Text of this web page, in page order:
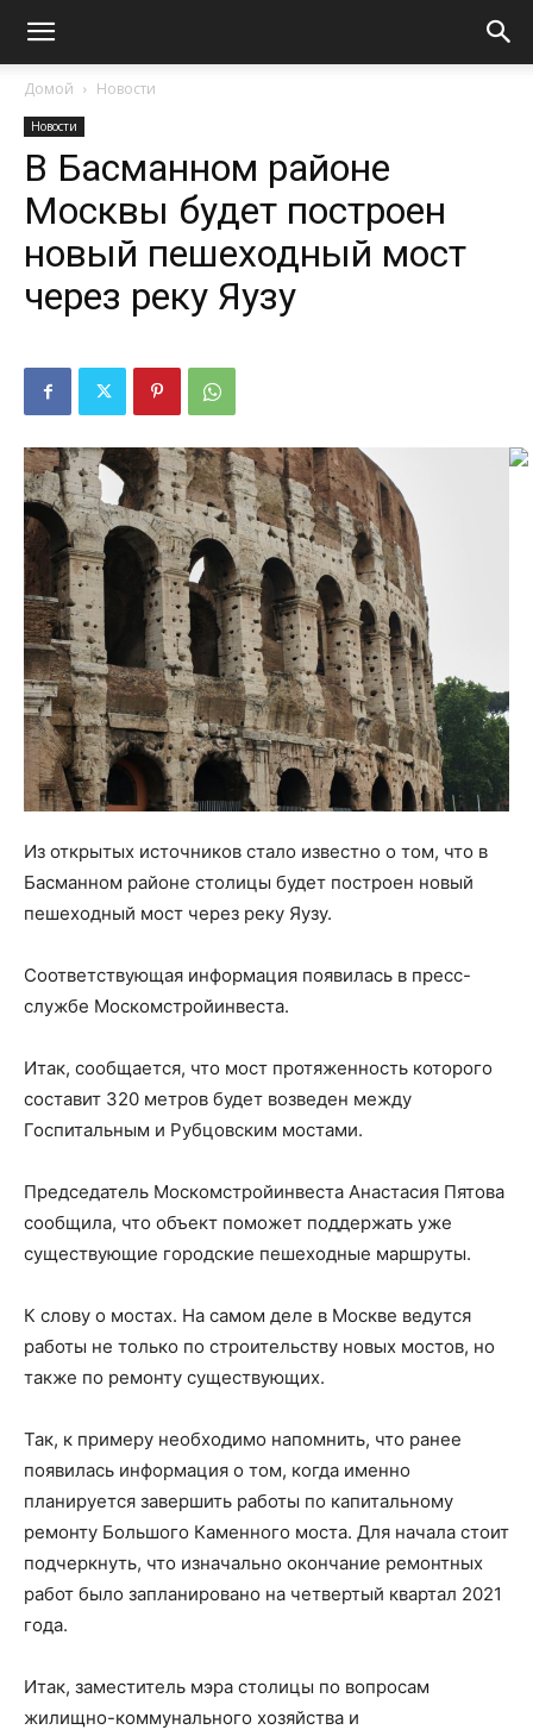
Домой Новости
Новости
В Басманном районе
Москвы будет построен
новый пешеходный мост
через реку Яузу
Из открытых источников стало известно о том, что в
Басманном районе столицы будет построен новый
пешеходный мост через реку Яузу.
Соответствующая информация появилась в пресс-
службе Москомстройинвеста.
Итак, сообщается, что мост протяженность которого
составит 320 метров будет возведен между
Госпитальным и Рубцовским мостами.
Председатель Москомстройинвеста Анастасия Пятова
сообщила, что объект поможет поддержать уже
существующие городские пешеходные маршруты.
К слову о мостах. На самом деле в Москве ведутся
работы не только по строительству новых мостов, но
также по ремонту существующих.
Так, к примеру необходимо напомнить, что ранее
появилась информация о том, когда именно
планируется завершить работы по капитальному
ремонту Большого Каменного моста. Для начала стоит
подчеркнуть, что изначально окончание ремонтных
работ было запланировано на четвертый квартал 2021
года.
Итак, заместитель мэра столицы по вопросам
жилищно-коммунального хозяйства и